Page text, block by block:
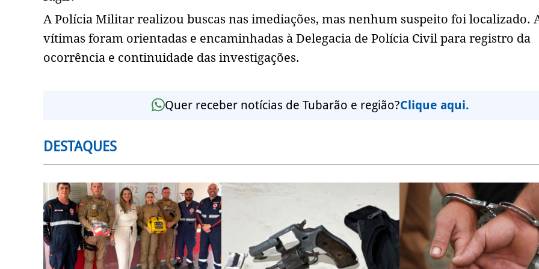
A Polícia Militar realizou buscas nas imediações, mas nenhum suspeito foi localizado.
vítimas foram orientadas e encaminhadas à Delegacia de Polícia Civil para registro da
ocorrência e continuidade das investigações.
Quer receber notícias de Tubarão e região?Clique aqui.
DESTAQUES